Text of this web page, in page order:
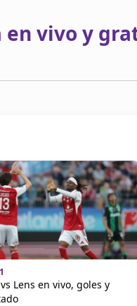
en vivo y
Lens en vivo, goles y